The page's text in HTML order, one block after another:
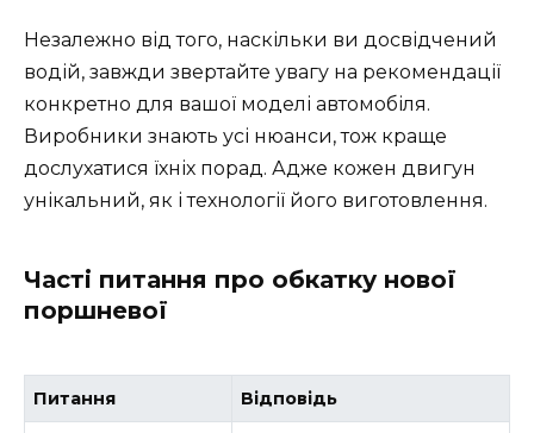
Незалежно від того, наскільки ви досвідчений
водій, завжди звертайте увагу на рекомендації
конкретно для вашої моделі автомобіля.
Виробники знають усі нюанси, тож краще
дослухатися їхніх порад. Адже кожен двигун
унікальний, як і технології його виготовлення.
Часті питання про обкатку нової
поршневої
Питання Відповідь